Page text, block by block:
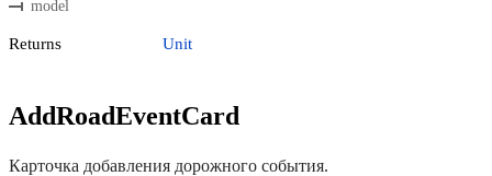
model
Returns Unit
AddRoadEventCard
Карточка добавления дорожного события.